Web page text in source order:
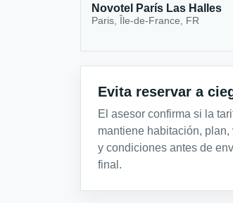
Novotel París Las Halles
Paris, Île-de-France, FR
Evita reservar a
El asesor confirma si la
mantiene habitación,
y condiciones antes de
final.